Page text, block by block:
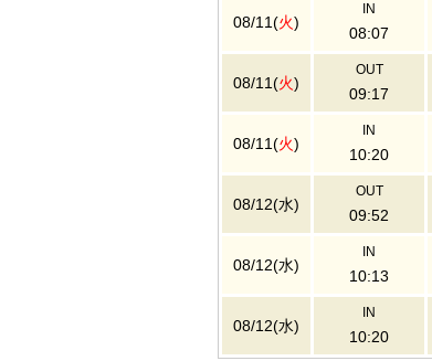
08/11(火)
IN
08:07
08/11(火)
OUT
09:17
08/11(火)
IN
10:20
08/12(水)
OUT
09:52
08/12(水)
IN
10:13
08/12(水)
IN
10:20